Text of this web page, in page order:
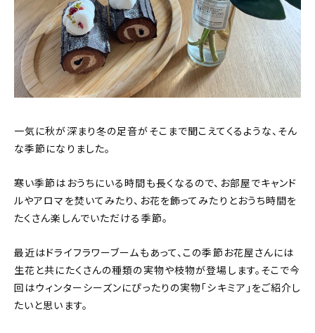
About
会社概要
プライバシーポリシー
お問い合わせ
一気に秋が深まり冬の足音がそこまで聞こえてくるような、そん
な季節になりました。
寒い季節はおうちにいる時間も長くなるので、お部屋でキャンド
ルやアロマを焚いてみたり、お花を飾ってみたりとおうち時間を
たくさん楽しんでいただける季節。
最近はドライフラワーブームもあって、この季節お花屋さんには
生花と共にたくさんの種類の実物や枝物が登場します。そこで今
回はウィンターシーズンにぴったりの実物「シキミア」をご紹介し
たいと思います。